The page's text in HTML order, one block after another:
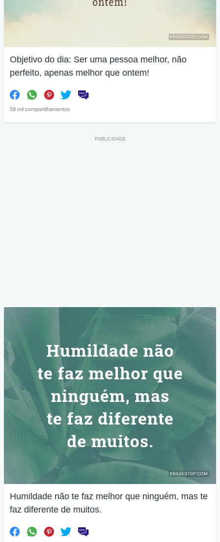
Objetivo do dia: Ser uma pessoa melhor, não
perfeito, apenas melhor que ontem!
59 mil compartilhamentos
Humildade não te faz melhor que ninguém, mas te
faz diferente de muitos.